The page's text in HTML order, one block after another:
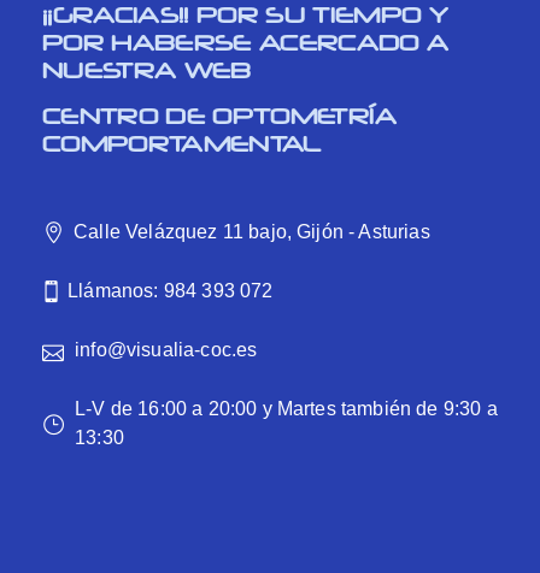
¡¡GRACIAS!! POR SU TIEMPO Y
POR HABERSE ACERCADO A
NUESTRA WEB
CENTRO DE OPTOMETRÍA
COMPORTAMENTAL
Calle Velázquez 11 bajo, Gijón - Asturias
Llámanos: 984 393 072
info@visualia-coc.es
L-V de 16:00 a 20:00 y Martes también de 9:30 a
13:30